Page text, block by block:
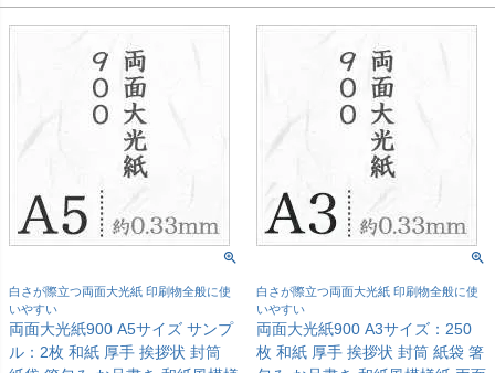
白さが際立つ両面大光紙 印刷物全般に使
いやすい
両面大光紙900 A5サイズ サンプ
ル：2枚 和紙 厚手 挨拶状 封筒
白さが際立つ両面大光紙 印刷物全般に使
いやすい
両面大光紙900 A3サイズ：250
枚 和紙 厚手 挨拶状 封筒 紙袋 箸